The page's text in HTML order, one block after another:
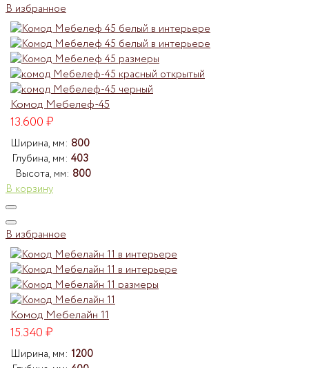
В избранное
Комод Мебелеф-45
13.600₽
Ширина, мм: 800
Глубина, мм: 403
Высота, мм: 800
В корзину
В избранное
Комод Мебелайн 11
15.340₽
Ширина, мм: 1200